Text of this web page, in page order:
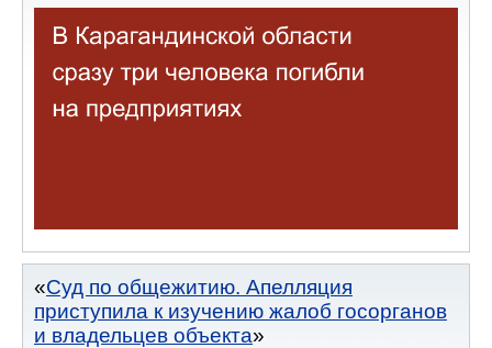
Суд по общежитию. Апелляция
приступила к изучению жалоб госорганов
и владельцев объекта